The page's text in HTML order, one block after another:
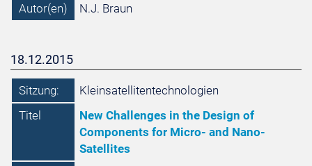
Autor(en)
N.J. Braun
18.12.2015
Sitzung:
Kleinsatellitentechnologien
Titel
New Challenges in the Design of
Components for Micro- and Nano-
Satellites